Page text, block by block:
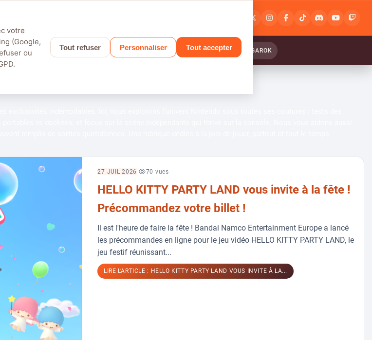
inscription
APEX LEGENDS SAROS GRANBLUE FANTASY RELINK : ENDLESS RANGAROK
27 JUIL 2026 70 vues
HELLO KITTY PARTY LAND vous invite à la fête !
Précommandez votre billet !
Il est l'heure de faire la fête ! Bandai Namco Entertainment Europe a lancé
les précommandes en ligne pour le jeu vidéo HELLO KITTY PARTY LAND, le
jeu festif réunissant...
LIRE L’ARTICLE : HELLO KITTY PARTY LAND VOUS INVITE À LA...
votre
(Google,
ou
Tout refuser Personnaliser Tout accepter